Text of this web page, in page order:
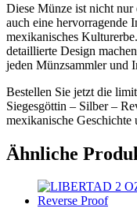
Diese Münze ist nicht nur
auch eine hervorragende
mexikanisches
detaillierte Design
jeden Münzsammler und
Bestellen Sie jetzt die
Siegesgöttin – Silber –
mexikanische
Ähnliche